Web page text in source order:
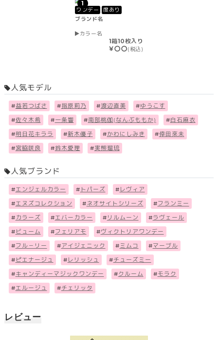
1
ワンデー
度あり
ブランド名
カラー名
1箱10枚入り
￥〇〇(税込)
人気モデル
#益若つばさ #指原莉乃 #渡辺直美 #ゆうこす
#佐々木希 #一条響 #南部桃伽(なんぶももか) #白石麻衣
#明日花キララ #新木優子 #かわにしみき #倖田來未
#宮脇咲良 #鈴木愛理 #実熊瑠琉
人気ブランド
#エンジェルカラー # トパーズ # レヴィア
#エヌズコレクション #ネオサイトシリーズ #フランミー
# カラーズ #エバーカラー # リルムーン #ラヴェール
# ビューム #フェリアモ #ヴィクトリアワンデー
#フル－リー #アイジェニック #ミムコ #マーブル
# ピエナージュ # レリッシュ #チューズミー
#キャンディーマジックワンデー #クルーム #モラク
#エルージュ #チェリッタ
レビュー